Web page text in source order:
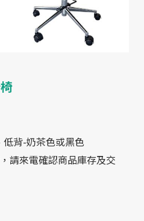
背-奶茶色或黑色
請來電確認商品庫存及交
All RIGHT RESERVE
IBEST